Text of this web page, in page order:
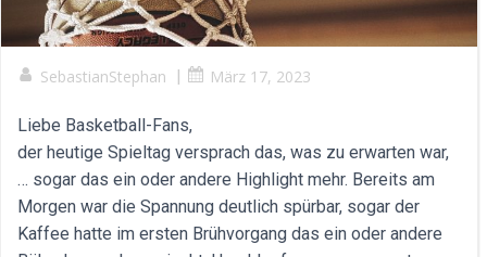
SebastianStephan | März 17, 2023
Liebe Basketball-Fans,
der heutige Spieltag versprach das, was zu erwarten war,
… sogar das ein oder andere Highlight mehr. Bereits am
Morgen war die Spannung deutlich spürbar, sogar der
Kaffee hatte im ersten Brühvorgang das ein oder andere